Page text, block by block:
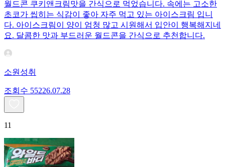
월드콘 쿠키앤크림맛을 간식으로 먹었습니다. 속에는 고소한
초코가 씹히는 식감이 좋아 자주 먹고 있는 아이스크림 입니
다. 아이스크림이 양이 엄청 많고 시원해서 입안이 행복해지네
요. 달콤한 맛과 부드러운 월드콘을 간식으로 추천합니다.
소원성취
조회수 55226.07.28
11